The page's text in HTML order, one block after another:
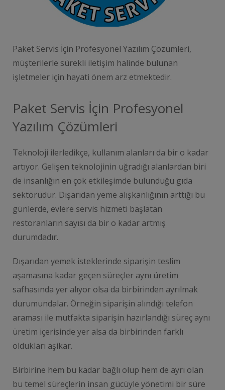
Paket Servis İçin Profesyonel Yazılım Çözümleri,
müşterilerle sürekli iletişim halinde bulunan
işletmeler için hayati önem arz etmektedir.
Paket Servis İçin Profesyonel
Yazılım Çözümleri
Teknoloji ilerledikçe, kullanım alanları da bir o kadar
artıyor. Gelişen teknolojinin uğradığı alanlardan biri
de insanlığın en çok etkileşimde bulunduğu gıda
sektörüdür. Dışarıdan yeme alışkanlığının arttığı bu
günlerde, evlere servis hizmeti başlatan
restoranların sayısı da bir o kadar artmış
durumdadır.
Dışarıdan yemek isteklerinde siparişin teslim
aşamasına kadar geçen süreçler aynı üretim
safhasında yer alıyor olsa da birbirinden ayrılmak
durumundalar. Örneğin siparişin alındığı telefon
araması ile mutfakta siparişin hazırlandığı süreç aynı
üretim içerisinde yer alsa da birbirinden farklı
oldukları aşikar.
Birbirine hem bu kadar bağlı olup hem de ayrı olan
bu temel süreçlerin insan gücüyle yönetimi bir süre